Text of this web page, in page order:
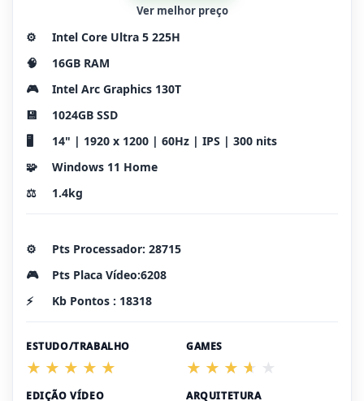
Ver melhor preço
⚙️
Intel Core Ultra 5 225H
🧠
16GB RAM
🎮
Intel Arc Graphics 130T
💾
1024GB SSD
🖥️
14" | 1920 x 1200 | 60Hz | IPS | 300 nits
🧩
Windows 11 Home
⚖️
1.4kg
⚙️
Pts Processador: 28715
🎮
Pts Placa Vídeo:6208
⚡
Kb Pontos : 18318
ESTUDO/TRABALHO GAMES
EDIÇÃO VÍDEO ARQUITETURA